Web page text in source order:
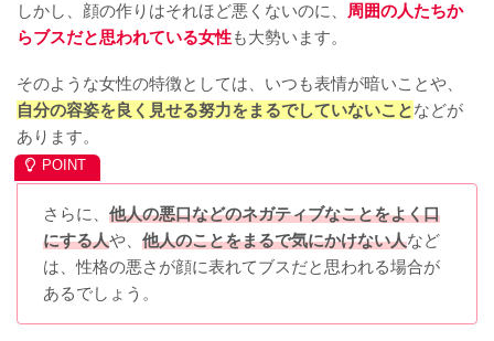
しかし、顔の作りはそれほど悪くないのに、
周囲の人たちか
らブスだと思われている女性も大勢います。
そのような女性の特徴としては、いつも表情が暗いことや、
自分の容姿を良く見せる努力をまるでしていないことなどが
あります。
さらに、 他人の悪口などのネガティブなことをよく口
にする人や、 他人のことをまるで気にかけない人など
は、性格の悪さが顔に表れてブスだと思われる場合が
あるでしょう。